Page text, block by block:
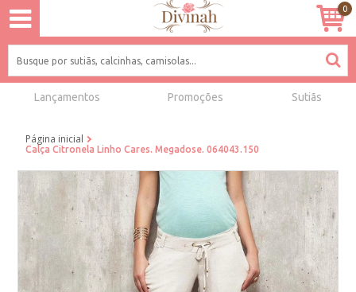
0
Lançamentos Promoções Sutiãs
Página inicial
Calça Citronela Linho Cares. Megadose. 064043.150